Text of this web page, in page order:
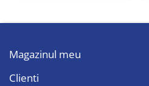
Magazinul meu
Clienti